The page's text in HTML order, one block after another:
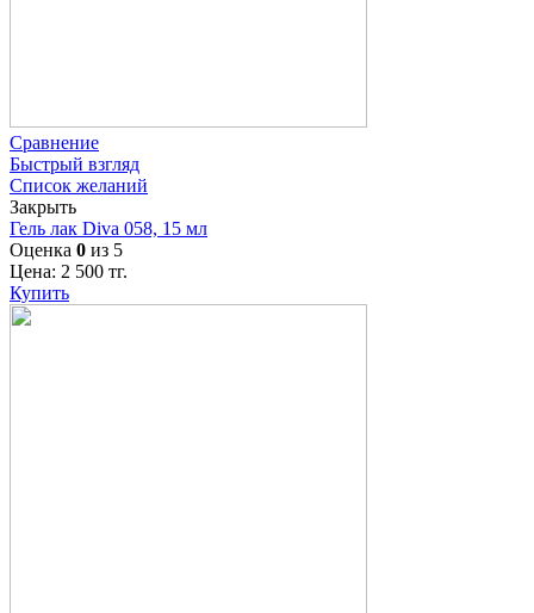
Сравнение
Быстрый взгляд
Список желаний
Закрыть
Гель лак Diva 058, 15 мл
Оценка 0 из 5
Цена: 2 500 тг.
Купить